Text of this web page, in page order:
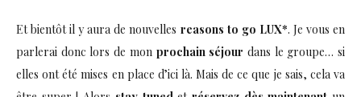
Et bientôt il y aura de nouvelles reasons to go LUX*. Je vous en
parlerai donc lors de mon prochain séjour dans le groupe… si
elles ont été mises en place d’ici là. Mais de ce que je sais, cela va